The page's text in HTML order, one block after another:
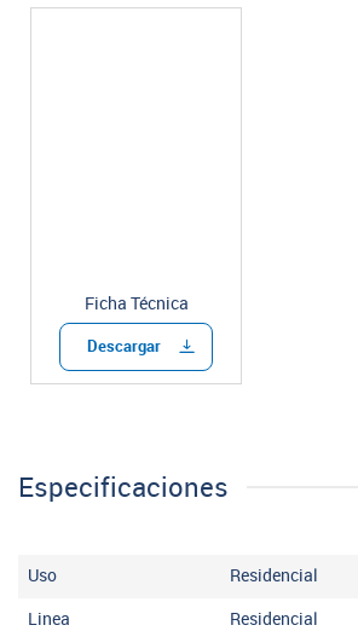
Ficha Técnica
Descargar
Especificaciones
Uso Residencial
Linea Residencial